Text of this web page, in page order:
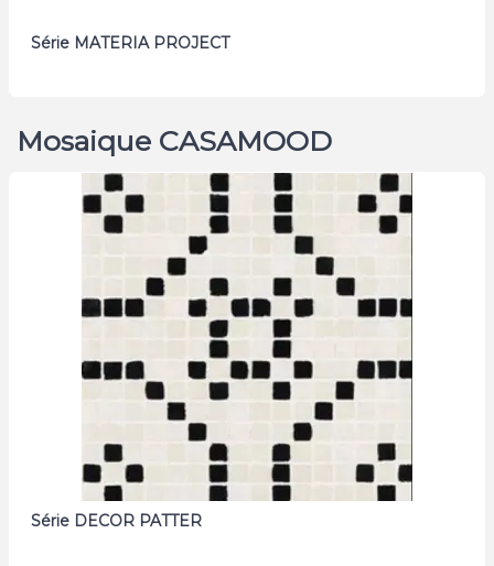
Série MATERIA PROJECT
Mosaique CASAMOOD
Série DECOR PATTER